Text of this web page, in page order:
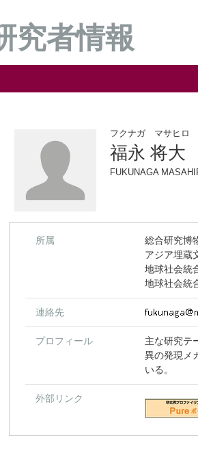
究者情報
フクナガ マサヒロ
福永 将大
FUKUNAGA
所属
総合研究博
アジア埋蔵
地球社会統
地球社会統
連絡先
プロフィール
主な研究テ
異の発現メ
いる。
外部リンク